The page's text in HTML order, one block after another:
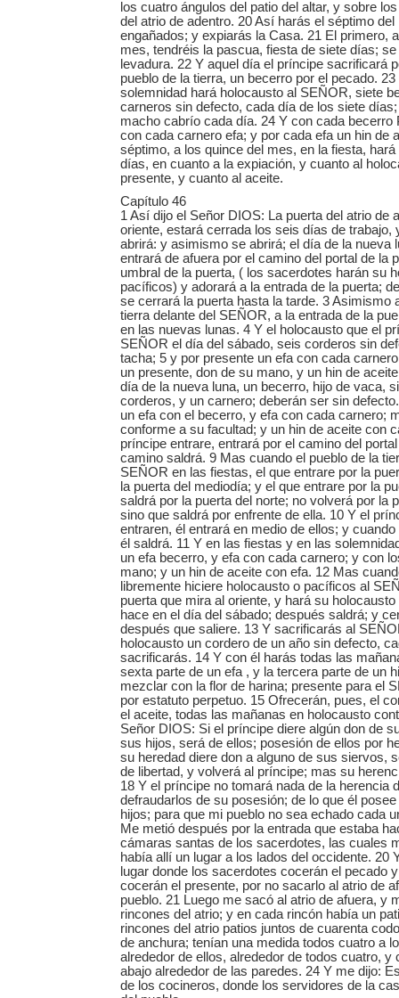
los cuatro ángulos del patio del altar, y sobre
del atrio de adentro. 20 Así harás el séptimo
engañados; y expiarás la Casa. 21 El primero,
mes, tendréis la pascua, fiesta de siete días;
levadura. 22 Y aquel día el príncipe sacrificará
pueblo de la tierra, un becerro por el pecado.
solemnidad hará holocausto al SEÑOR, siete
carneros sin defecto, cada día de los siete
macho cabrío cada día. 24 Y con cada becerro
con cada carnero efa; y por cada efa un hin de
séptimo, a los quince del mes, en la fiesta,
días, en cuanto a la expiación, y cuanto al
presente, y cuanto al aceite.
Capítulo 46
1 Así dijo el Señor DIOS: La puerta del atrio de
oriente, estará cerrada los seis días de trabajo,
abrirá: y asimismo se abrirá; el día de la nueva
entrará de afuera por el camino del portal de la
umbral de la puerta, ( los sacerdotes harán su
pacíficos) y adorará a la entrada de la puerta;
se cerrará la puerta hasta la tarde. 3 Asimismo
tierra delante del SEÑOR, a la entrada de la
en las nuevas lunas. 4 Y el holocausto que el
SEÑOR el día del sábado, seis corderos sin
tacha; 5 y por presente un efa con cada
un presente, don de su mano, y un hin de
día de la nueva luna, un becerro, hijo de vaca,
corderos, y un carnero; deberán ser sin
un efa con el becerro, y efa con cada carnero;
conforme a su facultad; y un hin de aceite con
príncipe entrare, entrará por el camino del
camino saldrá. 9 Mas cuando el pueblo de la
SEÑOR en las fiestas, el que entrare por la
la puerta del mediodía; y el que entrare por la
saldrá por la puerta del norte; no volverá por la
sino que saldrá por enfrente de ella. 10 Y el
entraren, él entrará en medio de ellos; y
él saldrá. 11 Y en las fiestas y en las
un efa becerro, y efa con cada carnero; y con
mano; y un hin de aceite con efa. 12 Mas
libremente hiciere holocausto o pacíficos al
puerta que mira al oriente, y hará su
hace en el día del sábado; después saldrá; y
después que saliere. 13 Y sacrificarás al
holocausto un cordero de un año sin defecto,
sacrificarás. 14 Y con él harás todas las
sexta parte de un efa , y la tercera parte de un
mezclar con la flor de harina; presente para el
por estatuto perpetuo. 15 Ofrecerán, pues, el
el aceite, todas las mañanas en holocausto
Señor DIOS: Si el príncipe diere algún don de
sus hijos, será de ellos; posesión de ellos por
su heredad diere don a alguno de sus siervos,
de libertad, y volverá al príncipe; mas su
18 Y el príncipe no tomará nada de la herencia
defraudarlos de su posesión; de lo que él
hijos; para que mi pueblo no sea echado cada
Me metió después por la entrada que estaba
cámaras santas de los sacerdotes, las cuales
había allí un lugar a los lados del occidente. 20
lugar donde los sacerdotes cocerán el pecado
cocerán el presente, por no sacarlo al atrio de
pueblo. 21 Luego me sacó al atrio de afuera, y
rincones del atrio; y en cada rincón había un
rincones del atrio patios juntos de cuarenta
de anchura; tenían una medida todos cuatro a
alrededor de ellos, alrededor de todos cuatro, y
abajo alrededor de las paredes. 24 Y me dijo:
de los cocineros, donde los servidores de la